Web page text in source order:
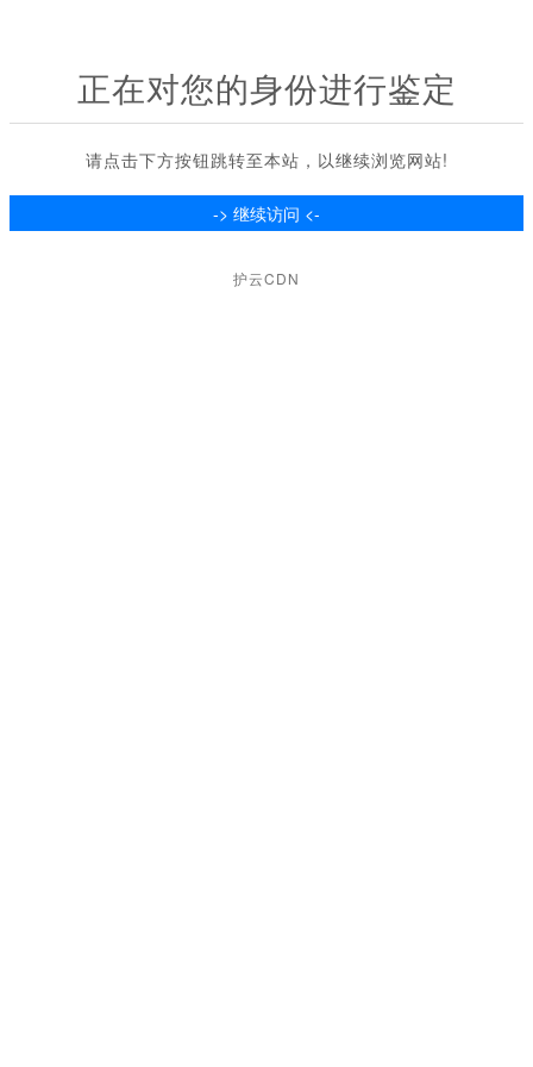
正在对您的身份进行鉴定
请点击下方按钮跳转至本站，以继续浏览网站!
护云CDN